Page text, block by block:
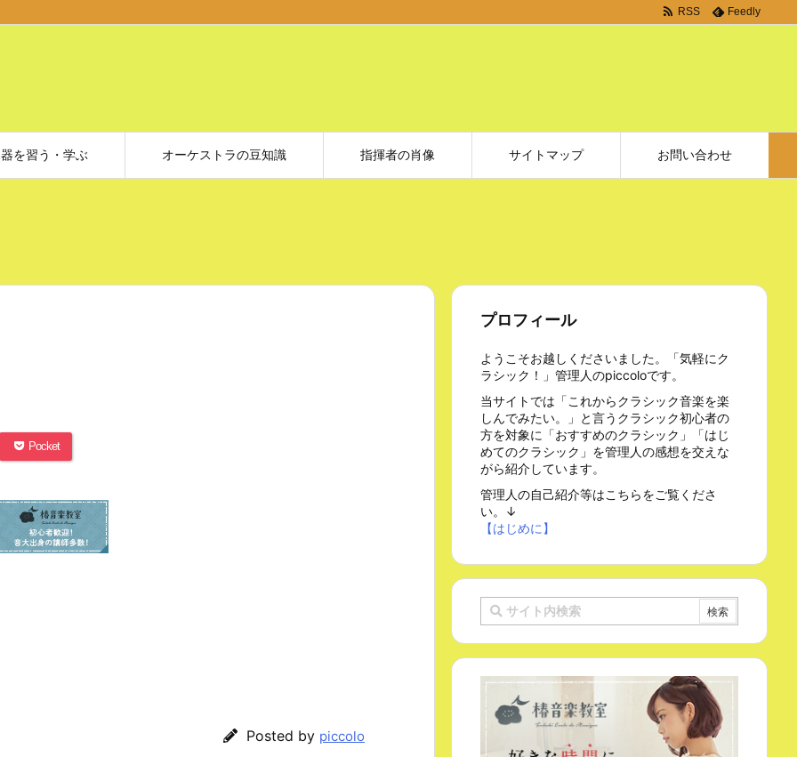
を習う・学ぶ オーケストラの豆知識 指揮者の肖像 サイトマップ お問い合わせ
RSS Feedly
Pocket
Posted by piccolo
プロフィール
ようこそお越しくださいました。「気軽にク
ラシック！」管理人のpiccoloです。
当サイトでは「これからクラシック音楽を楽
しんでみたい。」と言うクラシック初心者の
方を対象に「おすすめのクラシック」「はじ
めてのクラシック」を管理人の感想を交えな
がら紹介しています。
管理人の自己紹介等はこちらをご覧くださ
い。↓
【はじめに】